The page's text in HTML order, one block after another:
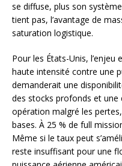
se diffuse, plus son
tient pas, l’avantage de
saturation logistique.
Pour les États-Unis,
haute intensité contre une
demanderait une
des stocks profonds et une
opération malgré les
bases. À 25 % de full
Même si le taux peut
reste insuffisant pour une